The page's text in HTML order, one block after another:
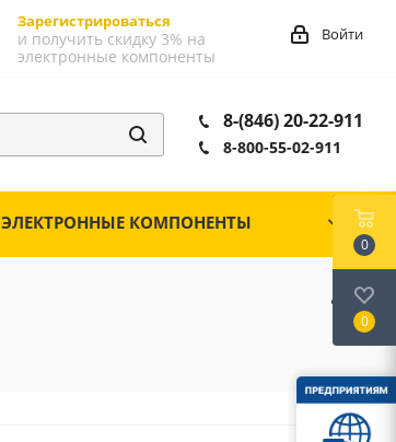
Зарегистрироваться
и получить скидку 3% на
электронные компоненты
Войти
8-(846) 20-22-911
8-800-55-02-911
ЭЛЕКТРОННЫЕ КОМПОНЕНТЫ
0
0